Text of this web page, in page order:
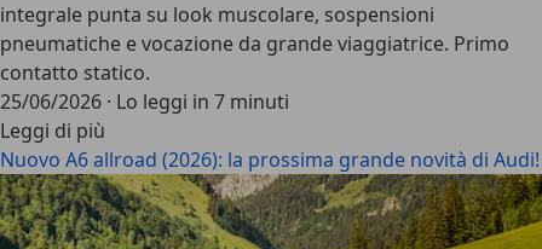
integrale punta su look muscolare, sospensioni
pneumatiche e vocazione da grande viaggiatrice. Primo
contatto statico.
25/06/2026 · Lo leggi in 7 minuti
Leggi di più
Nuovo A6 allroad (2026): la prossima grande novità di Audi!